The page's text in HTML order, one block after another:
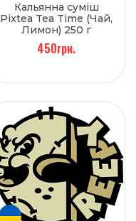
Кальянна суміш
Pixtea Tea Time (Чай,
Лимон) 250 г
450грн.